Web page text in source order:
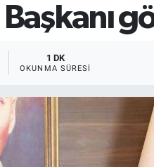
1 DK
OKUNMA SÜRESI